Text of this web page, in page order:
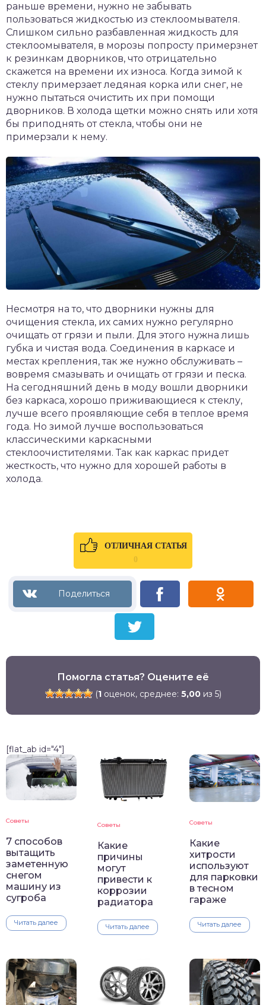
раньше времени, нужно не забывать
пользоваться жидкостью из стеклоомывателя.
Слишком сильно разбавленная жидкость для
стеклоомывателя, в морозы попросту примерзнет
к резинкам дворников, что отрицательно
скажется на времени их износа. Когда зимой к
стеклу примерзает ледяная корка или снег, не
нужно пытаться очистить их при помощи
дворников. В холода щетки можно снять или хотя
бы приподнять от стекла, чтобы они не
примерзали к нему.
Несмотря на то, что дворники нужны для
очищения стекла, их самих нужно регулярно
очищать от грязи и пыли. Для этого нужна лишь
губка и чистая вода. Соединения в каркасе и
местах крепления, так же нужно обслуживать –
вовремя смазывать и очищать от грязи и песка.
На сегодняшний день в моду вошли дворники
без каркаса, хорошо приживающиеся к стеклу,
лучше всего проявляющие себя в теплое время
года. Но зимой лучше воспользоваться
классическими каркасными
стеклоочистителями. Так как каркас придет
жесткость, что нужно для хорошей работы в
холода.
ОТЛИЧНАЯ СТАТЬЯ
0
Помогла статья? Оцените её
(1оценок, среднее: 5,00из 5)
[flat_ab id="4"]
Советы
7 способов
вытащить
заметенную
снегом
машину из
сугроба
Читать далее
Советы
Какие
причины
могут
привести к
коррозии
радиатора
Читать далее
Советы
Какие
хитрости
используют
для парковки
в тесном
гараже
Читать далее